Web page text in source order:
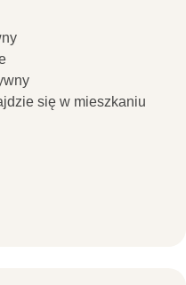
się w mieszkaniu